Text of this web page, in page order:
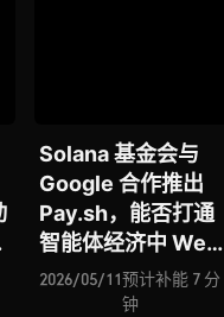
Solana 基金会与
Google 合作推出
Pay.sh，能否打通
智能体经济中 Web2
与 Web3 的支付链
2026/05/11预计补能 7 分
钟